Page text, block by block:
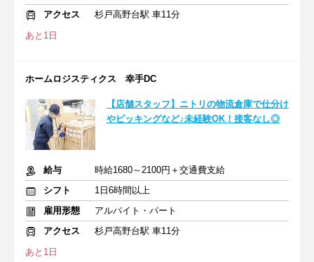
アクセス
杉戸高野台駅 車11分
あと1日
ホームロジスティクス 幸手DC
【店舗スタッフ】ニトリの物流倉庫で仕分け
やピッキングなど♪未経験OK！接客なし◎
給与
時給1680～2100円＋交通費支給
シフト
1日6時間以上
雇用形態
アルバイト・パート
アクセス
杉戸高野台駅 車11分
あと1日